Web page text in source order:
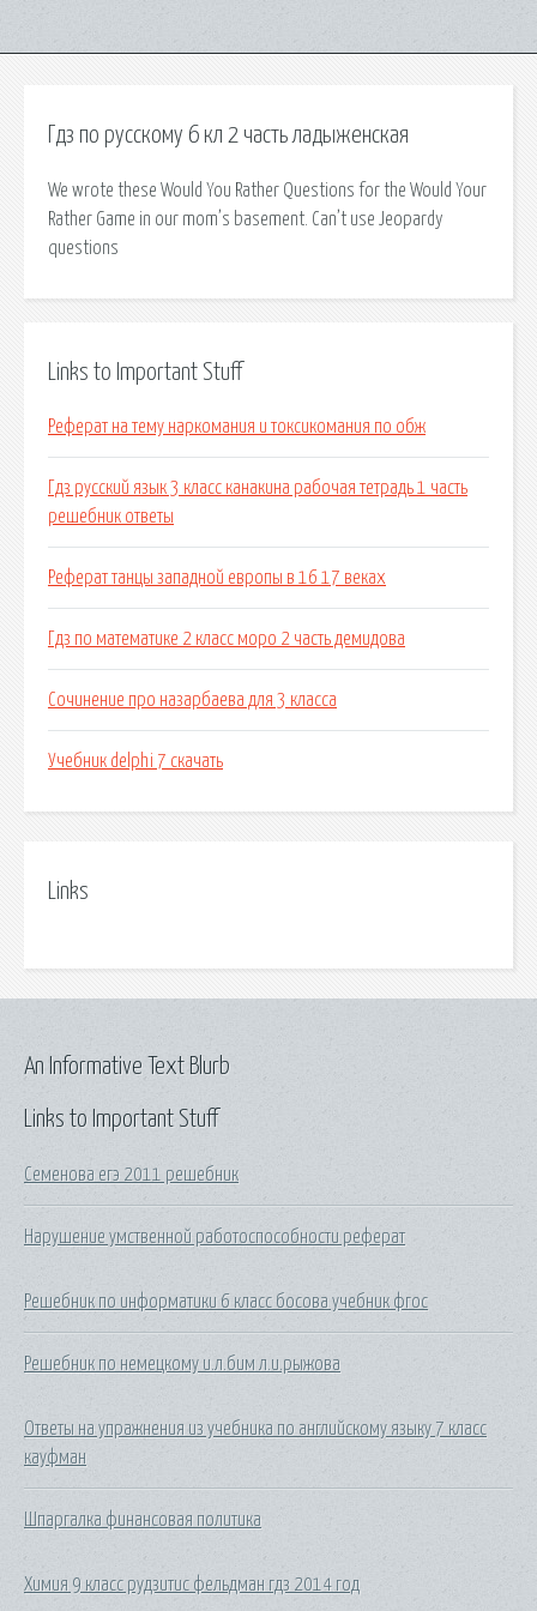
Гдз по русскому 6 кл 2 часть ладыженская
We wrote these Would You Rather Questions for the Would Your
Rather Game in our mom’s basement. Can’t use Jeopardy
questions
Links to Important Stuff
Реферат на тему наркомания и токсикомания по обж
Гдз русский язык 3 класс канакина рабочая тетрадь 1 часть
решебник ответы
Реферат танцы западной европы в 16 17 веках
Гдз по математике 2 класс моро 2 часть демидова
Сочинение про назарбаева для 3 класса
Учебник delphi 7 скачать
Links
Links to Important Stuff
Семенова егэ 2011 решебник
Нарушение умственной работоспособности реферат
Решебник по информатики 6 класс босова учебник фгос
Решебник по немецкому и.л.бим л.и.рыжова
Ответы на упражнения из учебника по английскому языку 7 класс
кауфман
Шпаргалка финансовая политика
Химия 9 класс рудзитис фельдман гдз 2014 год
An Informative Text Blurb